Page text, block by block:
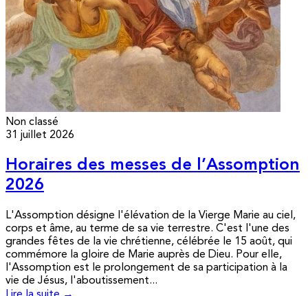
Non classé
31 juillet 2026
Horaires des messes de l’Assomption
2026
L'Assomption désigne l'élévation de la Vierge Marie au ciel,
corps et âme, au terme de sa vie terrestre. C'est l'une des
grandes fêtes de la vie chrétienne, célébrée le 15 août, qui
commémore la gloire de Marie auprès de Dieu. Pour elle,
l'Assomption est le prolongement de sa participation à la
vie de Jésus, l'aboutissement...